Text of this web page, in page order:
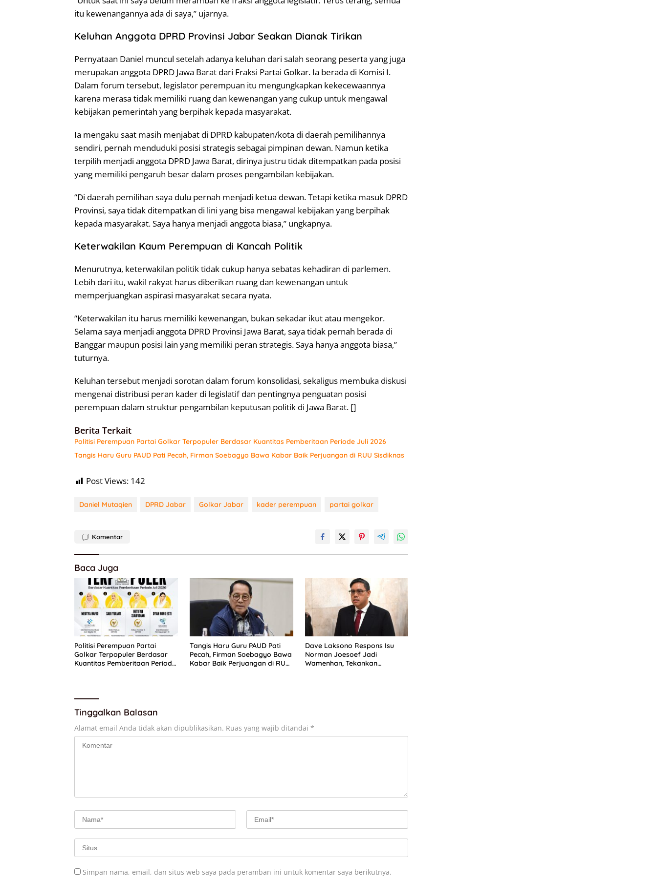
itu kewenangannya ada di saya,” ujarnya.
Keluhan Anggota DPRD Provinsi Jabar Seakan Dianak Tirikan
Pernyataan Daniel muncul setelah adanya keluhan dari salah seorang peserta yang juga
merupakan anggota DPRD Jawa Barat dari Fraksi Partai Golkar. Ia berada di Komisi I.
Dalam forum tersebut, legislator perempuan itu mengungkapkan kekecewaannya
karena merasa tidak memiliki ruang dan kewenangan yang cukup untuk mengawal
kebijakan pemerintah yang berpihak kepada masyarakat.
Ia mengaku saat masih menjabat di DPRD kabupaten/kota di daerah pemilihannya
sendiri, pernah menduduki posisi strategis sebagai pimpinan dewan. Namun ketika
terpilih menjadi anggota DPRD Jawa Barat, dirinya justru tidak ditempatkan pada posisi
yang memiliki pengaruh besar dalam proses pengambilan kebijakan.
“Di daerah pemilihan saya dulu pernah menjadi ketua dewan. Tetapi ketika masuk DPRD
Provinsi, saya tidak ditempatkan di lini yang bisa mengawal kebijakan yang berpihak
kepada masyarakat. Saya hanya menjadi anggota biasa,” ungkapnya.
Keterwakilan Kaum Perempuan di Kancah Politik
Menurutnya, keterwakilan politik tidak cukup hanya sebatas kehadiran di parlemen.
Lebih dari itu, wakil rakyat harus diberikan ruang dan kewenangan untuk
memperjuangkan aspirasi masyarakat secara nyata.
“Keterwakilan itu harus memiliki kewenangan, bukan sekadar ikut atau mengekor.
Selama saya menjadi anggota DPRD Provinsi Jawa Barat, saya tidak pernah berada di
Banggar maupun posisi lain yang memiliki peran strategis. Saya hanya anggota biasa,”
tuturnya.
Keluhan tersebut menjadi sorotan dalam forum konsolidasi, sekaligus membuka diskusi
mengenai distribusi peran kader di legislatif dan pentingnya penguatan posisi
perempuan dalam struktur pengambilan keputusan politik di Jawa Barat. []
Berita Terkait
Politisi Perempuan Partai Golkar Terpopuler Berdasar Kuantitas Pemberitaan Periode Juli 2026
Tangis Haru Guru PAUD Pati Pecah, Firman Soebagyo Bawa Kabar Baik Perjuangan di RUU Sisdiknas
Post Views: 142
Daniel Mutaqien DPRD Jabar Golkar Jabar kader perempuan partai golkar
Komentar
Baca Juga
Politisi Perempuan Partai
Golkar Terpopuler Berdasar
Kuantitas Pemberitaan Periode
Tangis Haru Guru PAUD Pati
Pecah, Firman Soebagyo Bawa
Kabar Baik Perjuangan di RUU
Dave Laksono Respons Isu
Norman Joesoef Jadi
Wamenhan, Tekankan
Tinggalkan Balasan
Alamat email Anda tidak akan dipublikasikan. Ruas yang wajib ditandai *
Simpan nama, email, dan situs web saya pada peramban ini untuk komentar saya berikutnya.